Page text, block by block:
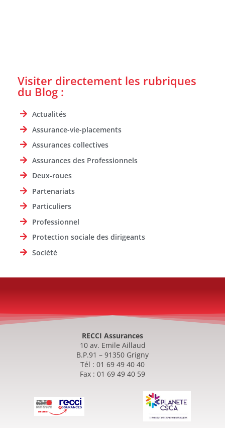
Visiter directement les rubriques
du Blog :
Actualités
Assurance-vie-placements
Assurances collectives
Assurances des Professionnels
Deux-roues
Partenariats
Particuliers
Professionnel
Protection sociale des dirigeants
Société
RECCI Assurances
10 av. Emile Aillaud
B.P.91 – 91350 Grigny
Tél : 01 69 49 40 40
Fax : 01 69 49 40 59